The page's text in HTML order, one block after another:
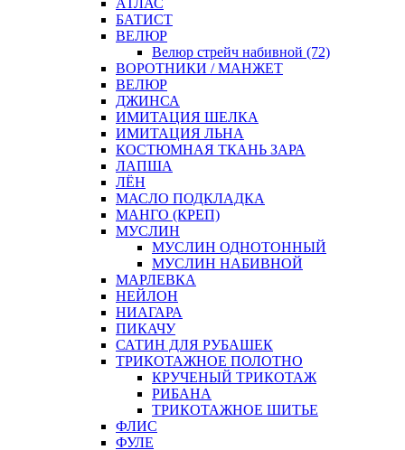
АТЛАС
БАТИСТ
ВЕЛЮР
Велюр стрейч набивной (72)
ВОРОТНИКИ / МАНЖЕТ
ВЕЛЮР
ДЖИНСА
ИМИТАЦИЯ ШЕЛКА
ИМИТАЦИЯ ЛЬНА
КОСТЮМНАЯ ТКАНЬ ЗАРА
ЛАПША
ЛЁН
МАСЛО ПОДКЛАДКА
МАНГО (КРЕП)
МУСЛИН
МУСЛИН ОДНОТОННЫЙ
МУСЛИН НАБИВНОЙ
МАРЛЕВКА
НЕЙЛОН
НИАГАРА
ПИКАЧУ
САТИН ДЛЯ РУБАШЕК
ТРИКОТАЖНОЕ ПОЛОТНО
КРУЧЕНЫЙ ТРИКОТАЖ
РИБАНА
ТРИКОТАЖНОЕ ШИТЬЕ
ФЛИС
ФУЛЕ